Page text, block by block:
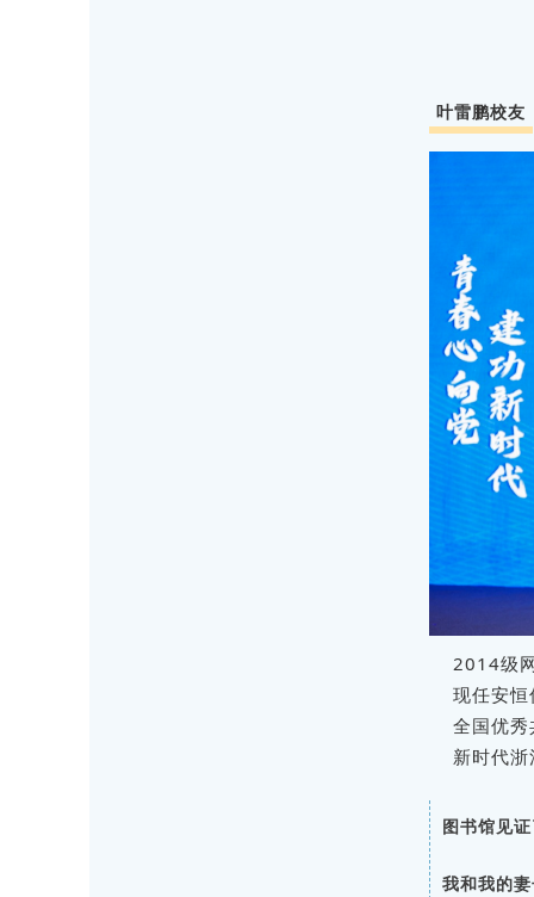
叶雷鹏校友
2014级
现任安
全国优
新时代
图书馆见
我和我的